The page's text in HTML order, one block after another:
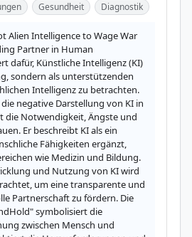
Gesundheit Diagnostik
Alien Intelligence to Wage War
Partner in Human
dafür, Künstliche Intelligenz (KI)
sondern als unterstützenden
Intelligenz zu betrachten.
negative Darstellung von KI in
die Notwendigkeit, Ängste und
Er beschreibt KI als ein
Fähigkeiten ergänzt,
wie Medizin und Bildung.
und Nutzung von KI wird
um eine transparente und
Partnerschaft zu fördern. Die
symbolisiert die
zwischen Mensch und